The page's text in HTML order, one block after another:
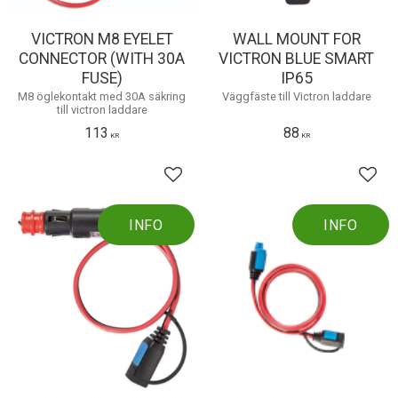
VICTRON M8 EYELET
CONNECTOR (WITH 30A
FUSE)
M8 öglekontakt med 30A säkring
till victron laddare
113 KR
Lägg till i favoriter
WALL MOUNT FOR
VICTRON BLUE SMART
IP65
Väggfäste till Victron laddare
88 KR
INFO INFO